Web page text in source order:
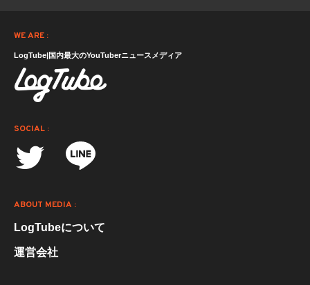
WE ARE :
LogTube|国内最大のYouTuberニュースメディア
SOCIAL :
ABOUT MEDIA :
LogTubeについて
運営会社